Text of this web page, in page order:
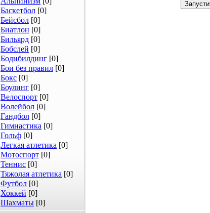
Баскетбол [0]
Бейсбол [0]
Биатлон [0]
Бильярд [0]
Бобслей [0]
Бодибилдинг [0]
Бои без правил [0]
Бокс [0]
Боулинг [0]
Велоспорт [0]
Волейбол [0]
Гандбол [0]
Гимнастика [0]
Гольф [0]
Легкая атлетика [0]
Мотоспорт [0]
Теннис [0]
Тяжолая атлетика [0]
Футбол [0]
Хоккей [0]
Шахматы [0]